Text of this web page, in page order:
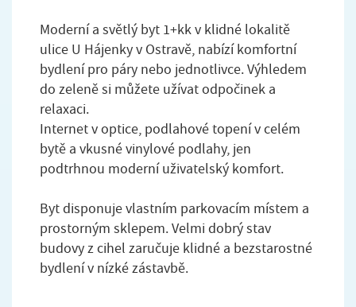
Moderní a světlý byt 1+kk v klidné lokalitě
ulice U Hájenky v Ostravě, nabízí komfortní
bydlení pro páry nebo jednotlivce. Výhledem
do zeleně si můžete užívat odpočinek a
relaxaci.
Internet v optice, podlahové topení v celém
bytě a vkusné vinylové podlahy, jen
podtrhnou moderní uživatelský komfort.
Byt disponuje vlastním parkovacím místem a
prostorným sklepem. Velmi dobrý stav
budovy z cihel zaručuje klidné a bezstarostné
bydlení v nízké zástavbě.